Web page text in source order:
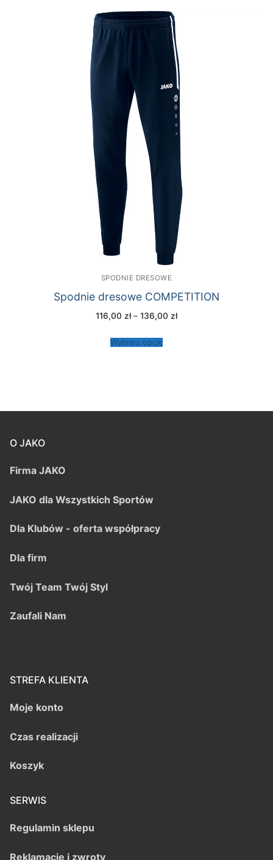
SPODNIE DRESOWE
Spodnie dresowe COMPETITION
116,00 zł – 136,00 złZakres
Wybierz opcje
O JAKO
Firma JAKO
JAKO dla Wszystkich Sportów
Dla Klubów - oferta współpracy
Dla firm
Twój Team Twój Styl
Zaufali Nam
STREFA KLIENTA
Moje konto
Czas realizacji
Koszyk
SERWIS
Regulamin sklepu
Reklamacje i zwroty